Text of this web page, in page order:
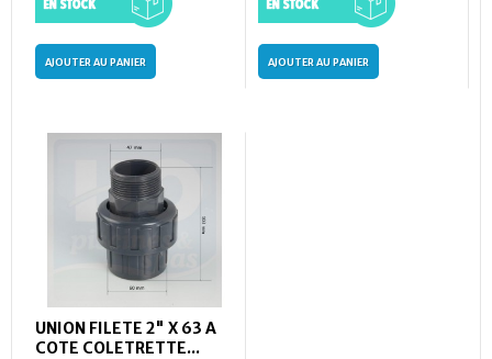
AJOUTER AU PANIER AJOUTER AU PANIER
UNION FILETE 2" X 63 A
COTE COLETRETTE...